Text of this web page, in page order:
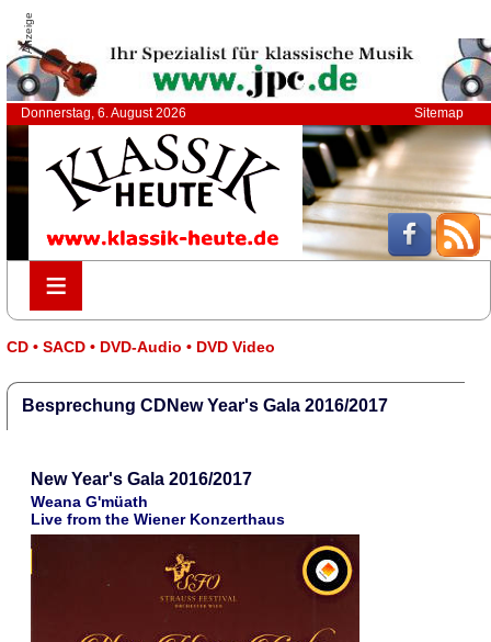
Anzeige
Donnerstag, 6. August 2026 Sitemap
≡
≡
CD • SACD • DVD-Audio • DVD Video
Besprechung CDNew Year's Gala 2016/2017
New Year's Gala 2016/2017
Weana G'müath
Live from the Wiener Konzerthaus